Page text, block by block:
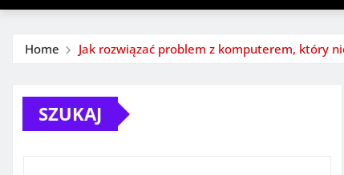
Home Jak rozwiązać problem z komputerem, który
SZUKAJ